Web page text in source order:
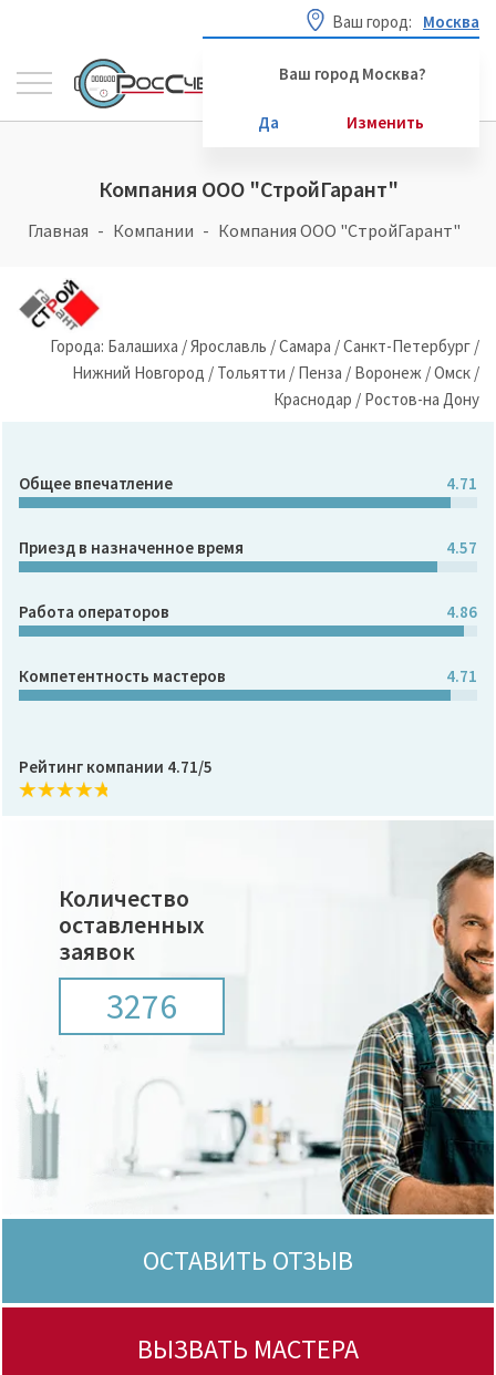
Ваш город: Москва
Ваш город Москва?
Да Изменить
Компания ООО "СтройГарант"
Главная Компании Компания ООО "СтройГарант"
Города: Балашиха / Ярославль / Самара / Санкт-Петербург /
Нижний Новгород / Тольятти / Пенза / Воронеж / Омск /
Краснодар / Ростов-на Дону
Общее впечатление 4.71
Приезд в назначенное время 4.57
Работа операторов 4.86
Компетентность мастеров 4.71
Рейтинг компании 4.71/5
Количество
оставленных
заявок
3276
ОСТАВИТЬ ОТЗЫВ
ВЫЗВАТЬ МАСТЕРА